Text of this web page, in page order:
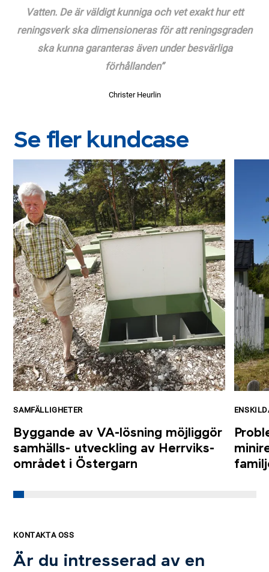
Vatten. De är väldigt kunniga och vet exakt hur ett
reningsverk ska dimensioneras för att reningsgraden
ska kunna garanteras även under besvärliga
förhållanden”
Christer Heurlin
Se fler kundcase
SAMFÄLLIGHETER
Byggande av VA-lösning möjliggör
samhälls- utveckling av Herrviks-
området i Östergarn
KONTAKTA OSS
Är du intresserad av en